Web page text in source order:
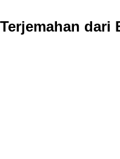
Terjemahan dari